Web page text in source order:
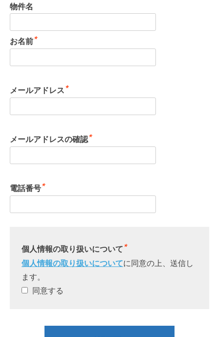
物件名
お名前*
メールアドレス*
メールアドレスの確認*
電話番号*
個人情報の取り扱いについて*
個人情報の取り扱いについてに同意の上、送信し
ます。
同意する